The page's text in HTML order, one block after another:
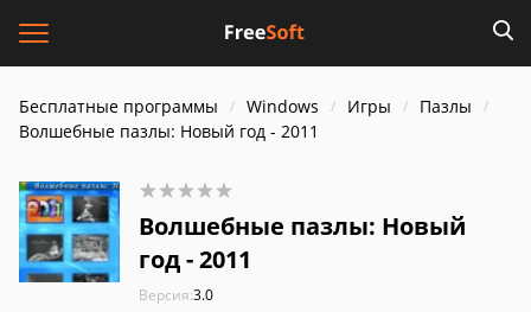
Бесплатные программы Windows Игры
Пазлы
Волшебные пазлы: Новый год - 2011
Волшебные пазлы: Новый
год - 2011
Версия:3.0